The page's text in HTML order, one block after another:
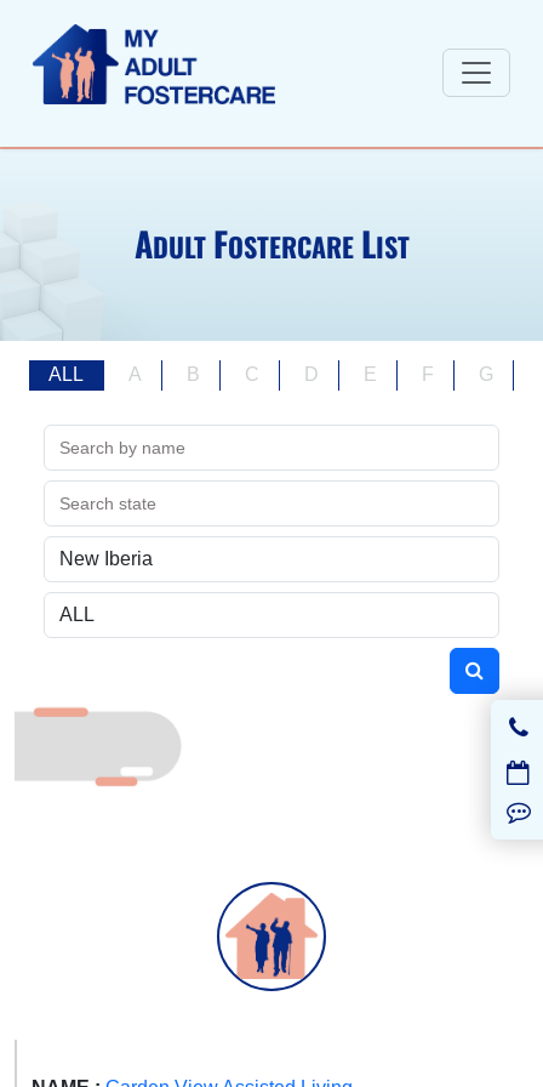
ADULT FOSTERCARE LIST
ALL A B C D E F G